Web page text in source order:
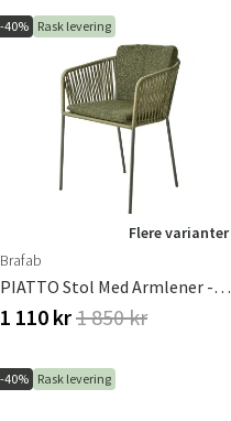
-40% Rask levering
Flere varianter
Brafab
PIATTO Stol Med Armlener - Raw Avocado/Nordic Green
1 110 kr1 850 kr
-40% Rask levering